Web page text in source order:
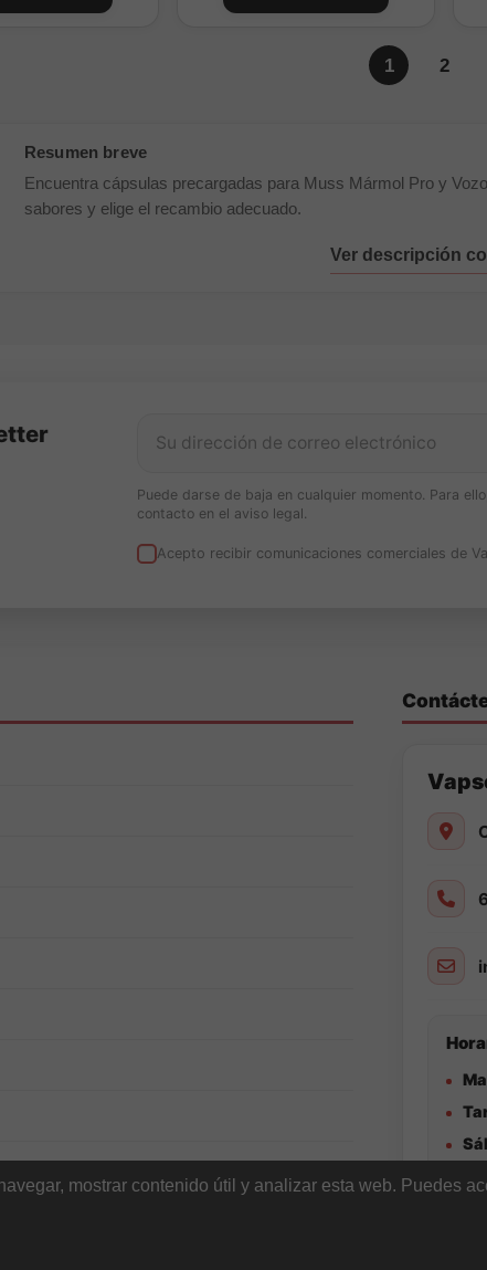
1 2
Encuentra cápsulas precargadas para Muss Mármol Pro y
sabores y elige el recambio adecuado.
Puede darse de baja en cualquier momento. Para
contacto en el aviso legal.
Acepto recibir comunicaciones comerciales de
mostrar contenido útil y analizar esta web. Puedes